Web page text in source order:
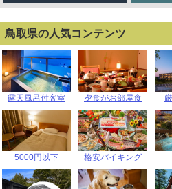
鳥取県の人気コンテンツ
露天風呂付客室 夕食がお部屋食
5000円以下 格安バイキング